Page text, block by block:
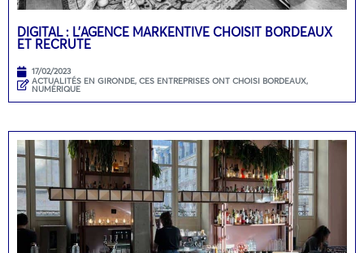
DIGITAL : L’AGENCE MARKENTIVE CHOISIT BORDEAUX
ET RECRUTE
17/02/2023
ACTUALITÉS EN GIRONDE, CES ENTREPRISES ONT CHOISI BORDEAUX,
NUMÉRIQUE